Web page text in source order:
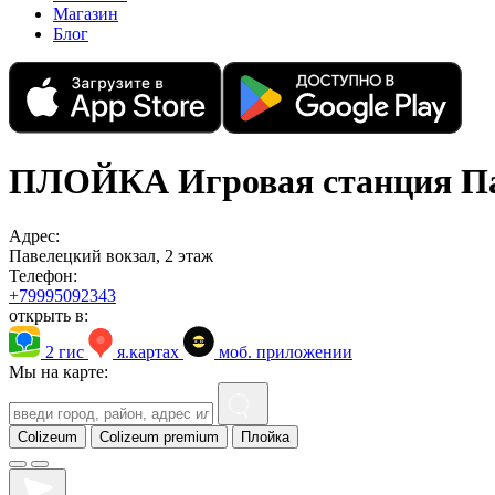
Магазин
Блог
ПЛОЙКА Игровая станция
Адрес:
Павелецкий вокзал, 2 этаж
Телефон:
+79995092343
открыть в:
2 гис
я.картах
моб. приложении
Мы на карте:
Colizeum Colizeum premium Плойка